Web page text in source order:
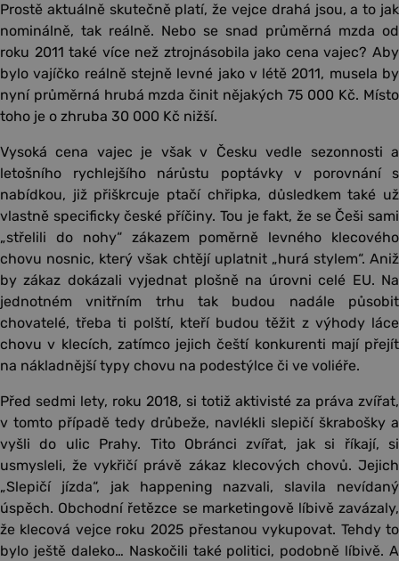
Prostě aktuálně skutečně platí, že vejce drahá jsou, a to jak
nominálně, tak reálně. Nebo se snad průměrná mzda od
roku 2011 také více než ztrojnásobila jako cena vajec? Aby
bylo vajíčko reálně stejně levné jako v létě 2011, musela by
nyní průměrná hrubá mzda činit nějakých 75 000 Kč. Místo
toho je o zhruba 30 000 Kč nižší.
Vysoká cena vajec je však v Česku vedle sezonnosti a
letošního rychlejšího nárůstu poptávky v porovnání s
nabídkou, již přiškrcuje ptačí chřipka, důsledkem také už
vlastně specificky české příčiny. Tou je fakt, že se Češi sami
„střelili do nohy“ zákazem poměrně levného klecového
chovu nosnic, který však chtějí uplatnit „hurá stylem“. Aniž
by zákaz dokázali vyjednat plošně na úrovni celé EU. Na
jednotném vnitřním trhu tak budou nadále působit
chovatelé, třeba ti polští, kteří budou těžit z výhody láce
chovu v klecích, zatímco jejich čeští konkurenti mají přejít
na nákladnější typy chovu na podestýlce či ve voliéře.
Před sedmi lety, roku 2018, si totiž aktivisté za práva zvířat,
v tomto případě tedy drůbeže, navlékli slepičí škrabošky a
vyšli do ulic Prahy. Tito Obránci zvířat, jak si říkají, si
usmysleli, že vykřičí právě zákaz klecových chovů. Jejich
„Slepičí jízda“, jak happening nazvali, slavila nevídaný
úspěch. Obchodní řetězce se marketingově líbivě zavázaly,
že klecová vejce roku 2025 přestanou vykupovat. Tehdy to
bylo ještě daleko… Naskočili také politici, podobně líbivě. A